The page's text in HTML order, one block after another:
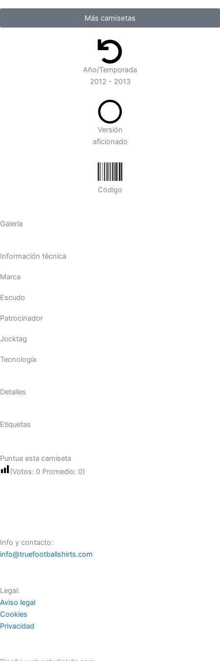
Más camisetas
Año/Temporada
2012 - 2013
Versión
aficionado
Código
Galería
Información técnica
Marca
Escudo
Patrocinador
Jocktag
Tecnología
Detalles
Etiquetas
Puntua esta camiseta
(Votos: 0 Promedio: 0)
Info y contacto:
info@truefootballshirts.com
Legal:
Aviso legal
Cookies
Privacidad